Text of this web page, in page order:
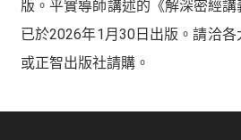
版。平實導師講述的《解深密經
已於2026年1月30日出版。請洽
或正智出版社請購。